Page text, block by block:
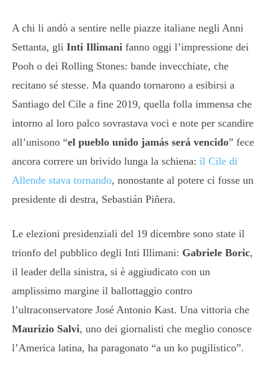
A chi li andò a sentire nelle piazze italiane negli Anni
Settanta, gli Inti Illimani fanno oggi l’impressione dei
Pooh o dei Rolling Stones: bande invecchiate, che
recitano sé stesse. Ma quando tornarono a esibirsi a
Santiago del Cile a fine 2019, quella folla immensa che
intorno al loro palco sovrastava voci e note per scandire
all’unisono “el pueblo unido jamás será vencido” fece
ancora correre un brivido lunga la schiena: il Cile di
Allende stava tornando, nonostante al potere ci fosse un
presidente di destra, Sebastián Piñera.
Le elezioni presidenziali del 19 dicembre sono state il
trionfo del pubblico degli Inti Illimani: Gabriele Boric,
il leader della sinistra, si è aggiudicato con un
amplissimo margine il ballottaggio contro
l’ultraconservatore José Antonio Kast. Una vittoria che
Maurizio Salvi, uno dei giornalisti che meglio conosce
l’America latina, ha paragonato “a un ko pugilistico”.